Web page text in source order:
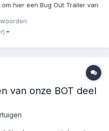
hier een Bug Out Trailer van
krijgertje van een bekende. Ik
in het...
van onze BOT deel